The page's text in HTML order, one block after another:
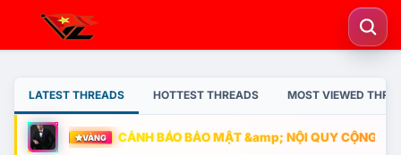
LATEST THREADS HOTTEST THREADS MOST VIEWED
VÀNG CẢNH BÁO BẢO MẬT &amp; NỘI QUY CỘNG